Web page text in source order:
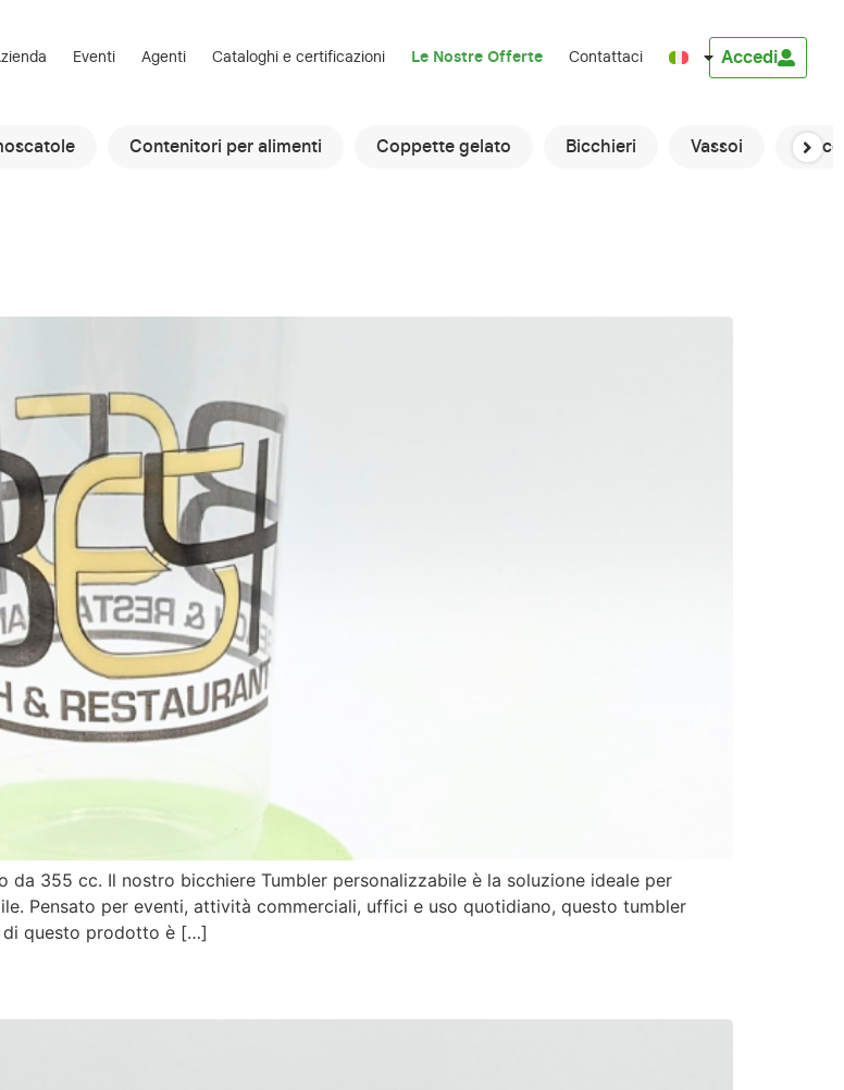
Eventi Agenti Cataloghi e certificazioni Le Nostre Offerte Contattaci Accedi
Contenitori per alimenti Coppette gelato Bicchieri Vassoi
355 cc. Il nostro bicchiere Tumbler personalizzabile è la soluzione ideale per
Pensato per eventi, attività commerciali, uffici e uso quotidiano, questo tumbler
di questo prodotto è […]